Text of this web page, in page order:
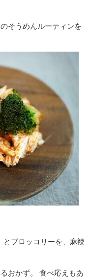
そうめんルーティンを
ブロッコリーを、麻辣
おかず。 食べ応えもあ